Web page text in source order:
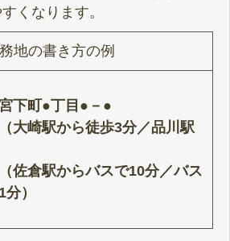
くなります。
地の書き方の例
下町●丁目●－●
大崎駅から徒歩3分／品川駅
佐倉駅からバスで10分／バス
）